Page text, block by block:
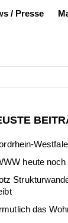
/ Presse
heute noch
das